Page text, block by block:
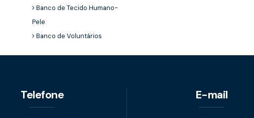
Banco de Tecido Humano-
Pele
Banco de Voluntários
Telefone E-mail